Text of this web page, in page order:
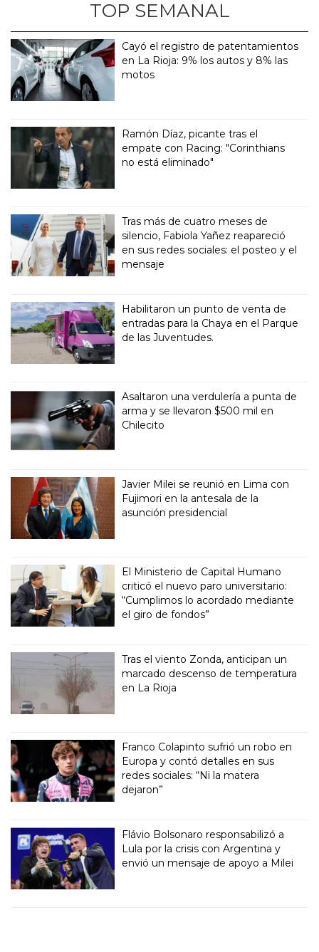
TOP SEMANAL
Cayó el registro de patentamientos
en La Rioja: 9% los autos y 8% las
motos
Ramón Díaz, picante tras el
empate con Racing: "Corinthians
no está eliminado"
Tras más de cuatro meses de
silencio, Fabiola Yañez reapareció
en sus redes sociales: el posteo y el
mensaje
Habilitaron un punto de venta de
entradas para la Chaya en el Parque
de las Juventudes.
Asaltaron una verdulería a punta de
arma y se llevaron $500 mil en
Chilecito
Javier Milei se reunió en Lima con
Fujimori en la antesala de la
asunción presidencial
El Ministerio de Capital Humano
criticó el nuevo paro universitario:
“Cumplimos lo acordado mediante
el giro de fondos”
Tras el viento Zonda, anticipan un
marcado descenso de temperatura
en La Rioja
Franco Colapinto sufrió un robo en
Europa y contó detalles en sus
redes sociales: “Ni la matera
dejaron”
Flávio Bolsonaro responsabilizó a
Lula por la crisis con Argentina y
envió un mensaje de apoyo a Milei